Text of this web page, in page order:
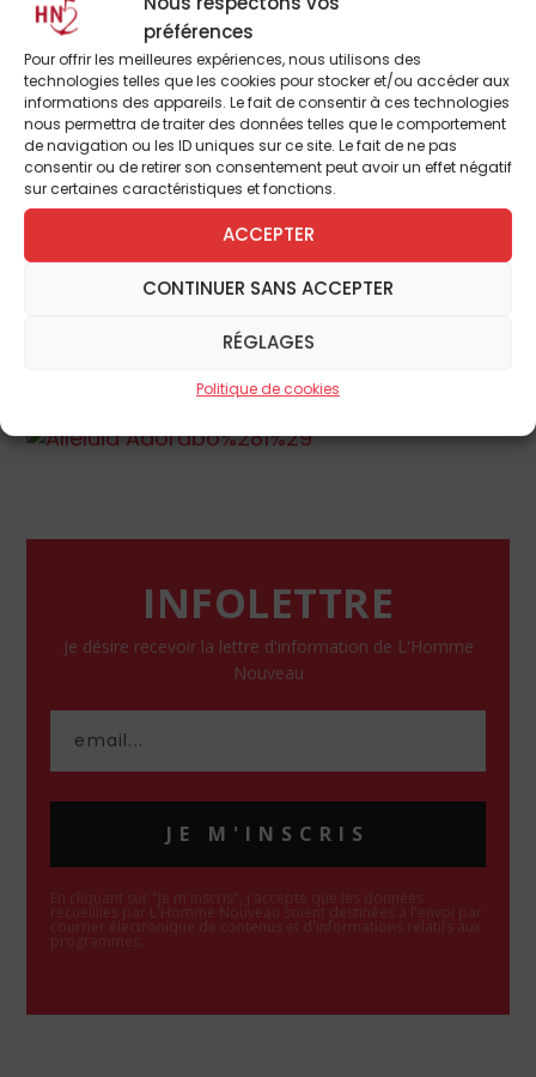
préférences
Pour offrir les meilleures expériences, nous utilisons des
technologies telles que les cookies pour stocker et/ou accéder aux
informations des appareils. Le fait de consentir à ces technologies
nous permettra de traiter des données telles que le comportement
de navigation ou les ID uniques sur ce site. Le fait de ne pas
consentir ou de retirer son consentement peut avoir un effet négatif
sur certaines caractéristiques et fonctions.
ACCEPTER
CONTINUER SANS ACCEPTER
RÉGLAGES
Politique de cookies
quarte do-sol. Après le quart de barre (*),
une belle ondulation très souple, descendant
jusqu’aufagrave puis remontant jusqu’au
ré, précède la large et paisible succession
desdo, si expressive du regard contemplatif
posé sur les symboles créés qui l’entourent
de toutes parts, dans l’édifice sacré. La
cadence finale, ferme et appuyée, ponctue
Pour écouter cet
(cliquer sur l’image)
INFOLETTRE
Je désire recevoir la lettre d'information de L'Homme
Nouveau
JE M'INSCRIS
En cliquant sur "Je m'inscris", j'accepte que les données
recueillies par L'Homme Nouveau soient destinées à l'envoi par
courrier électronique de contenus et d'informations relatifs aux
programmes.